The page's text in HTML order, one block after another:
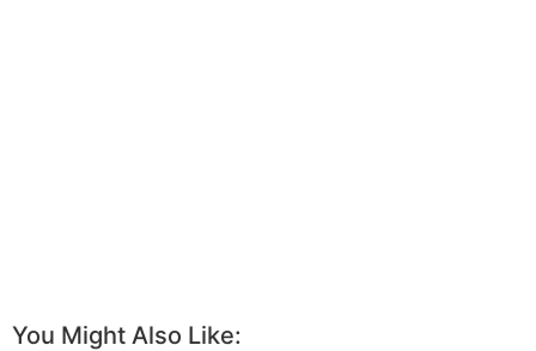
You Might Also Like: